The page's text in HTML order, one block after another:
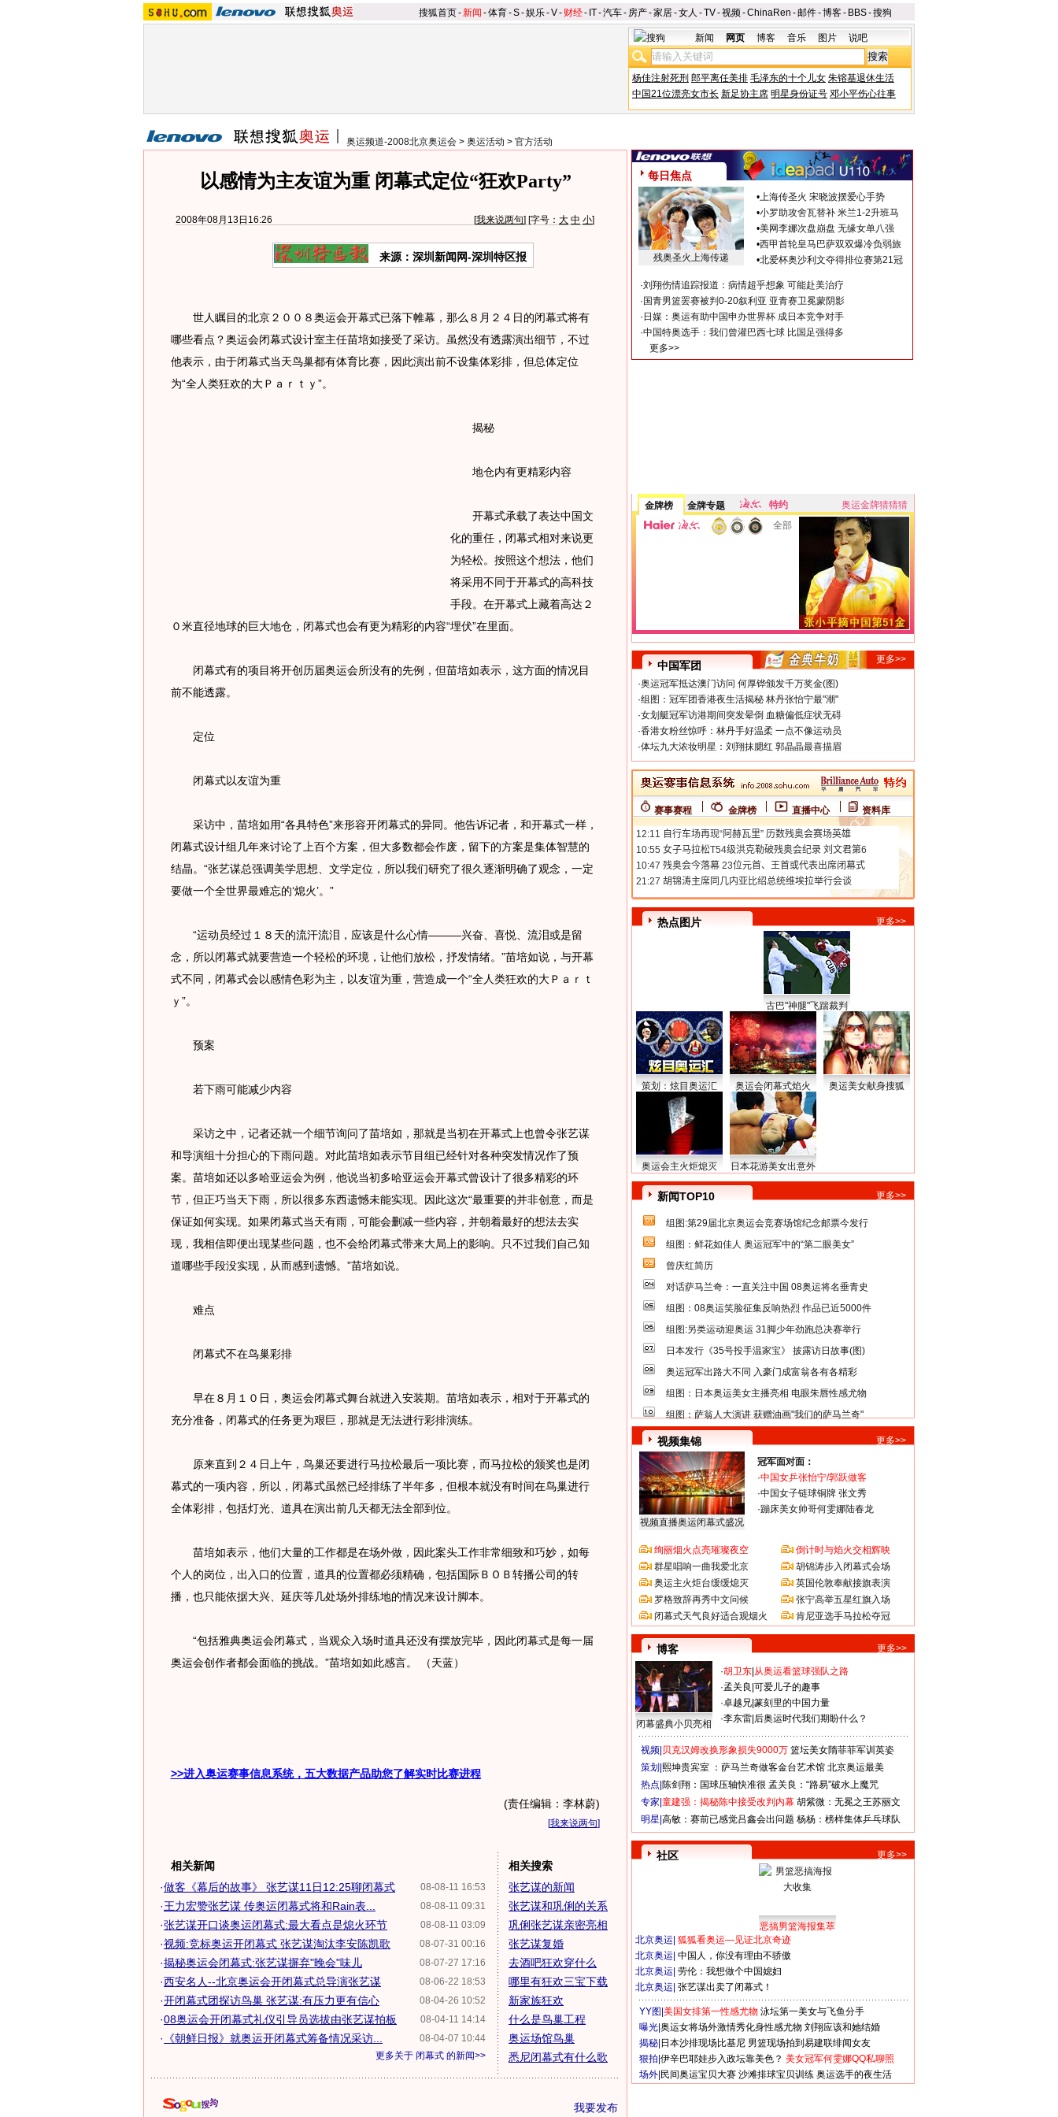
搜狐首页-新闻 -体育-S-娱乐-V- 财经- IT-汽车- 房产-家居-女人 -TV-视频-ChinaRen -邮件-博客- BBS-搜狗
新闻 网页 博客 音乐 图片 说吧
杨佳注射死刑 郎平离任美排 毛泽东的十个儿女 朱镕基退休生活
中国21位漂亮女市长 新足协主席 明星身份证号 邓小平伤心往事
奥运频道-2008北京奥运会 > 奥运活动 > 官方活动
以感情为主友谊为重 闭幕式定位“狂欢Party”
2008年08月13日16:26 [我来说两句] [字号： 大 中 小]
来源：深圳新闻网-深圳特区报
世人瞩目的北京２００８奥运会开幕式已落下帷幕，那么８月２４日的闭幕式将有
哪些看点？奥运会闭幕式设计室主任苗培如接受了采访。虽然没有透露演出细节，不过
他表示，由于闭幕式当天鸟巢都有体育比赛，因此演出前不设集体彩排，但总体定位
为“全人类狂欢的大Ｐａｒｔｙ”。
揭秘
地仓内有更精彩内容
开幕式承载了表达中国文
化的重任，闭幕式相对来说更
为轻松。按照这个想法，他们
将采用不同于开幕式的高科技
手段。在开幕式上藏着高达２
０米直径地球的巨大地仓，闭幕式也会有更为精彩的内容“埋伏”在里面。
闭幕式有的项目将开创历届奥运会所没有的先例，但苗培如表示，这方面的情况目
前不能透露。
定位
闭幕式以友谊为重
采访中，苗培如用“各具特色”来形容开闭幕式的异同。他告诉记者，和开幕式一样，
闭幕式设计组几年来讨论了上百个方案，但大多数都会作废，留下的方案是集体智慧的
结晶。“张艺谋总强调美学思想、文学定位，所以我们研究了很久逐渐明确了观念，一定
要做一个全世界最难忘的‘熄火’。”
“运动员经过１８天的流汗流泪，应该是什么心情———兴奋、喜悦、流泪或是留
念，所以闭幕式就要营造一个轻松的环境，让他们放松，抒发情绪。”苗培如说，与开幕
式不同，闭幕式会以感情色彩为主，以友谊为重，营造成一个“全人类狂欢的大Ｐａｒｔ
ｙ”。
预案
若下雨可能减少内容
采访之中，记者还就一个细节询问了苗培如，那就是当初在开幕式上也曾令张艺谋
和导演组十分担心的下雨问题。对此苗培如表示节目组已经针对各种突发情况作了预
案。苗培如还以多哈亚运会为例，他说当初多哈亚运会开幕式曾设计了很多精彩的环
节，但正巧当天下雨，所以很多东西遗憾未能实现。因此这次“最重要的并非创意，而是
保证如何实现。如果闭幕式当天有雨，可能会删减一些内容，并朝着最好的想法去实
现，我相信即便出现某些问题，也不会给闭幕式带来大局上的影响。只不过我们自己知
道哪些手段没实现，从而感到遗憾。”苗培如说。
难点
闭幕式不在鸟巢彩排
早在８月１０日，奥运会闭幕式舞台就进入安装期。苗培如表示，相对于开幕式的
充分准备，闭幕式的任务更为艰巨，那就是无法进行彩排演练。
原来直到２４日上午，鸟巢还要进行马拉松最后一项比赛，而马拉松的颁奖也是闭
幕式的一项内容，所以，闭幕式虽然已经排练了半年多，但根本就没有时间在鸟巢进行
全体彩排，包括灯光、道具在演出前几天都无法全部到位。
苗培如表示，他们大量的工作都是在场外做，因此案头工作非常细致和巧妙，如每
个人的岗位，出入口的位置，道具的位置都必须精确，包括国际ＢＯＢ转播公司的转
播，也只能依据大兴、延庆等几处场外排练地的情况来设计脚本。
“包括雅典奥运会闭幕式，当观众入场时道具还没有摆放完毕，因此闭幕式是每一届
奥运会创作者都会面临的挑战。”苗培如如此感言。 （天蓝）
>>进入奥运赛事信息系统，五大数据产品助您了解实时比赛进程
(责任编辑：李林蔚)
[我来说两句]
相关新闻
08-08-11 16:53
·做客《幕后的故事》 张艺谋11日12:25聊闭幕式
08-08-11 09:31
·王力宏赞张艺谋 传奥运闭幕式将和Rain表...
08-08-11 03:09
·张艺谋开口谈奥运闭幕式:最大看点是熄火环节
08-07-31 00:16
·视频:竞标奥运开闭幕式 张艺谋淘汰李安陈凯歌
08-07-27 17:16
·揭秘奥运会闭幕式:张艺谋摒弃"晚会"味儿
08-06-22 18:53
·西安名人--北京奥运会开闭幕式总导演张艺谋
08-04-26 10:52
·开闭幕式团探访鸟巢 张艺谋:有压力更有信心
08-04-11 14:14
·08奥运会开闭幕式礼仪引导员选拔由张艺谋拍板
08-04-07 10:44
· 《朝鲜日报》就奥运开闭幕式筹备情况采访...
更多关于 闭幕式 的新闻>>
相关搜索
张艺谋的新闻
张艺谋和巩俐的关系
巩俐张艺谋亲密亮相
张艺谋复婚
去酒吧狂欢穿什么
哪里有狂欢三宝下载
新家族狂欢
什么是鸟巢工程
奥运场馆鸟巢
悉尼闭幕式有什么歌
我要发布
每日焦点
残奥圣火上海传递
•上海传圣火 宋晓波摆爱心手势
•小罗助攻舍瓦替补 米兰1-2升班马
•美网李娜次盘崩盘 无缘女单八强
•西甲首轮皇马巴萨双双爆冷负弱旅
•北爱杯奥沙利文夺得排位赛第21冠
·刘翔伤情追踪报道：病情超乎想象 可能赴美治疗
· 国青男篮罢赛被判0-20叙利亚 亚青赛卫冕蒙阴影
· 日媒：奥运有助中国申办世界杯 成日本竞争对手
·中国特奥选手：我们曾灌巴西七球 比国足强得多
更多>>
金牌榜 金牌专题 特约
奥运金牌猜猜猜
全部
中国军团
更多>>
·奥运冠军抵达澳门访问 何厚铧颁发千万奖金(图)
·组图：冠军团香港夜生活揭秘 林丹张怡宁最"潮"
·女划艇冠军访港期间突发晕倒 血糖偏低症状无碍
·香港女粉丝惊呼：林丹手好温柔 一点不像运动员
·体坛九大浓妆明星：刘翔抹腮红 郭晶晶最喜描眉
赛事赛程 金牌榜 直播中心 资料库
热点图片 更多>>
古巴"神腿"飞踹裁判
策划：炫目奥运汇 奥运会闭幕式焰火 奥运美女献身搜狐
奥运会主火炬熄灭 日本花游美女出意外
新闻TOP10 更多>>
组图:第29届北京奥运会竞赛场馆纪念邮票今发行
组图：鲜花如佳人 奥运冠军中的“第二眼美女”
曾庆红简历
对话萨马兰奇：一直关注中国 08奥运将名垂青史
组图：08奥运笑脸征集反响热烈 作品已近5000件
组图:另类运动迎奥运 31脚少年劲跑总决赛举行
日本发行《35号投手温家宝》 披露访日故事(图)
奥运冠军出路大不同 入豪门成富翁各有各精彩
组图：日本奥运美女主播亮相 电眼朱唇性感尤物
组图：萨翁人大演讲 获赠油画"我们的萨马兰奇"
视频集锦 更多>>
视频直播奥运闭幕式盛况
冠军面对面：
·中国女乒张怡宁/郭跃做客
·中国女子链球铜牌 张文秀
·蹦床美女帅哥何雯娜陆春龙
绚丽烟火点亮璀璨夜空
群星唱响一曲我爱北京
奥运主火炬台缓缓熄灭
罗格致辞再秀中文问候
闭幕式天气良好适合观烟火
倒计时与焰火交相辉映
胡锦涛步入闭幕式会场
英国伦敦奉献接旗表演
张宁高举五星红旗入场
肯尼亚选手马拉松夺冠
博客 更多>>
闭幕盛典小贝亮相
·胡卫东 从奥运看篮球强队之路
·孟关良 可爱儿子的趣事
·卓越兄 篆刻里的中国力量
·李东雷 后奥运时代我们期盼什么？
视频| 贝克汉姆改换形象损失9000万 篮坛美女隋菲菲军训英姿
策划| 熙坤贵宾室 ：萨马兰奇做客金台艺术馆 北京奥运最美
热点| 陈剑翔：国球压轴快准很 孟关良：“路易”破水上魔咒
专家| 童建强：揭秘陈中接受改判内幕 胡紫微：无冕之王苏丽文
明星| 高敏：赛前已感觉吕鑫会出问题 杨杨：榜样集体乒乓球队
社区 更多>>
恶搞男篮海报集萃
北京奥运 狐狐看奥运—见证北京奇迹
北京奥运 中国人，你没有理由不骄傲
北京奥运 劳伦：我想做个中国媳妇
北京奥运 张艺谋出卖了闭幕式！
YY图| 美国女排第一性感尤物 泳坛第一美女与飞鱼分手
曝光| 奥运女将场外激情秀化身性感尤物 刘翔应该和她结婚
揭秘| 日本沙排现场比基尼 男篮现场拍到易建联绯闻女友
狠拍| 伊辛巴耶娃步入政坛靠美色？ 美女冠军何雯娜QQ私聊照
场外| 民间奥运宝贝大赛 沙滩排球宝贝训练 奥运选手的夜生活